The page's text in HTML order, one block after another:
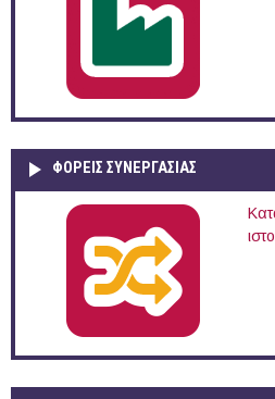
ΦΟΡΕΙΣ ΣΥΝΕΡΓΑΣΙΑΣ